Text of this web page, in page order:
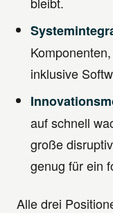
inklusive
auf schnell
große
genug für ein
Alle drei